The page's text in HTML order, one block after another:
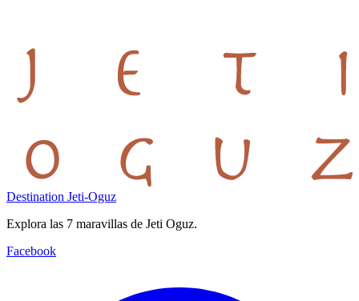
Destination Jeti-Oguz
Explora las 7 maravillas de Jeti Oguz.
Facebook